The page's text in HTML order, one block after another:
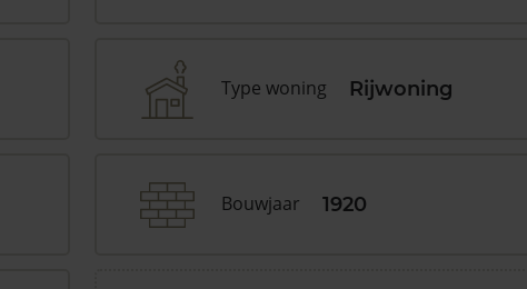
Type woning Rijwoning
Bouwjaar 1920